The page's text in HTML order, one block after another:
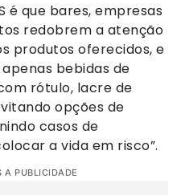
é que bares, empresas
redobrem a atenção
produtos oferecidos, e
bebidas de
rótulo, lacre de
opções de
casos de
a vida em risco”.
A PUBLICIDADE